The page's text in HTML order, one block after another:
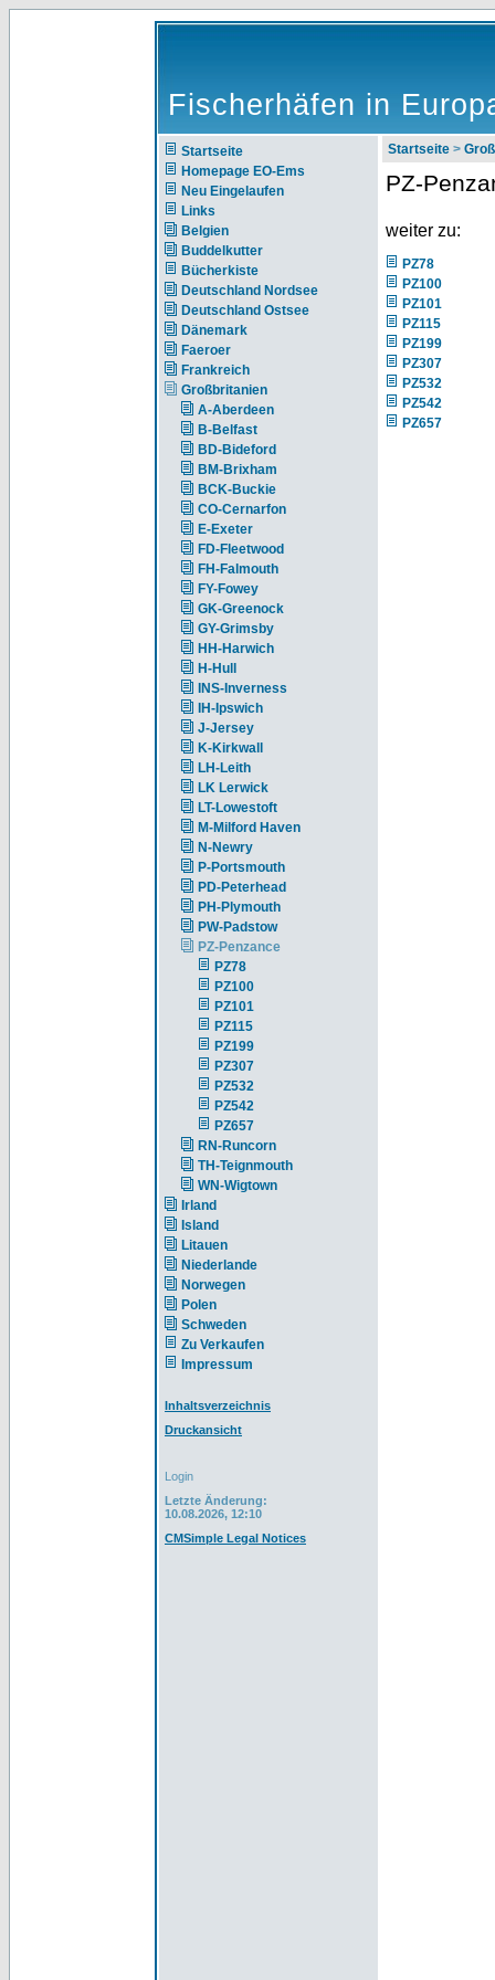
Fischerhäfen in
Startseite
Homepage EO-Ems
Neu Eingelaufen
Links
Belgien
Buddelkutter
Bücherkiste
Deutschland Nordsee
Deutschland Ostsee
Dänemark
Faeroer
Frankreich
Großbritanien
A-Aberdeen
B-Belfast
BD-Bideford
BM-Brixham
BCK-Buckie
CO-Cernarfon
E-Exeter
FD-Fleetwood
FH-Falmouth
FY-Fowey
GK-Greenock
GY-Grimsby
HH-Harwich
H-Hull
INS-Inverness
IH-Ipswich
J-Jersey
K-Kirkwall
LH-Leith
LK Lerwick
LT-Lowestoft
M-Milford Haven
N-Newry
P-Portsmouth
PD-Peterhead
PH-Plymouth
PW-Padstow
PZ-Penzance
PZ78
PZ100
PZ101
PZ115
PZ199
PZ307
PZ532
PZ542
PZ657
RN-Runcorn
TH-Teignmouth
WN-Wigtown
Irland
Island
Litauen
Niederlande
Norwegen
Polen
Schweden
Zu Verkaufen
Impressum
Inhaltsverzeichnis
Druckansicht
Login
Letzte Änderung:
10.08.2026, 12:10
CMSimple Legal Notices
Startseite >
PZ-
weiter zu:
PZ78
PZ100
PZ101
PZ115
PZ199
PZ307
PZ532
PZ542
PZ657